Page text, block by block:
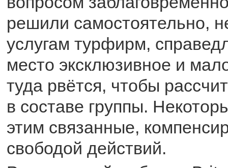
решили самостоятельно,
услугам турфирм,
место эксклюзивное и
туда рвётся, чтобы
в составе группы.
этим связанные,
свободой действий.